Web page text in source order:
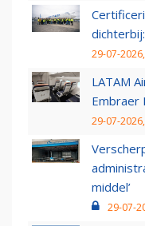
29-07-
LATAM
Embraer
29-07-
middel’
29-07-